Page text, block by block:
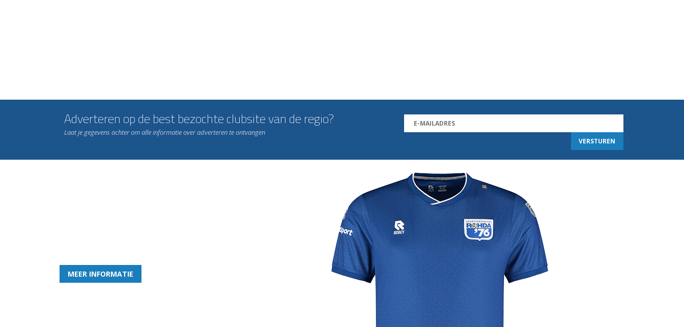
Adverteren op de best bezochte clubsite van de regio?
Laat je gegevens achter om alle informatie over adverteren te ontvangen
MEER INFORMATIE